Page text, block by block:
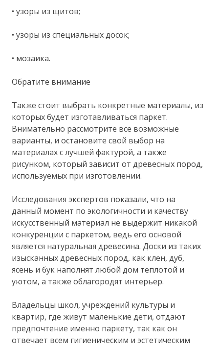
• узоры из щитов;
• узоры из специальных досок;
• мозаика.
Обратите внимание
Также стоит выбрать конкретные материалы, из
которых будет изготавливаться паркет.
Внимательно рассмотрите все возможные
варианты, и остановите свой выбор на
материалах с лучшей фактурой, а также
рисунком, который зависит от древесных пород,
используемых при изготовлении.
Исследования экспертов показали, что на
данный момент по экологичности и качеству
искусственный материал не выдержит никакой
конкуренции с паркетом, ведь его основой
является натуральная древесина. Доски из таких
изысканных древесных пород, как клен, дуб,
ясень и бук наполнят любой дом теплотой и
уютом, а также облагородят интерьер.
Владельцы школ, учреждений культуры и
квартир, где живут маленькие дети, отдают
предпочтение именно паркету, так как он
отвечает всем гигиеническим и эстетическим